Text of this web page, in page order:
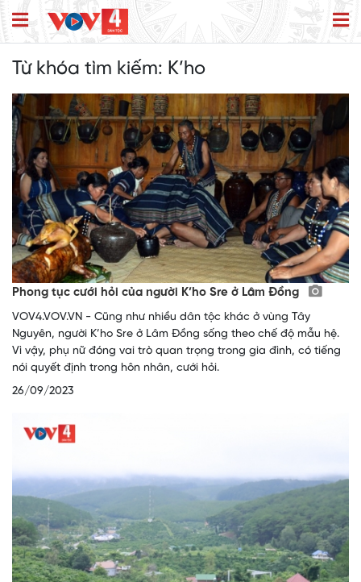
Từ khóa tìm kiếm: K’ho
Phong tục cưới hỏi của người K’ho Sre ở Lâm Đồng
VOV4.VOV.VN - Cũng như nhiều dân tộc khác ở vùng Tây
Nguyên, người K’ho Sre ở Lâm Đồng sống theo chế độ mẫu hệ.
Vì vậy, phụ nữ đóng vai trò quan trọng trong gia đình, có tiếng
nói quyết định trong hôn nhân, cưới hỏi.
26/09/2023